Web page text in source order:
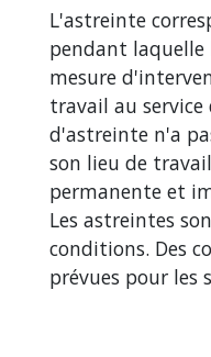
L'astreinte
pendant laquelle
mesure
travail au service
d'astreinte n'a
son lieu de
permanente et
Les astreintes
conditions. Des
prévues pour les